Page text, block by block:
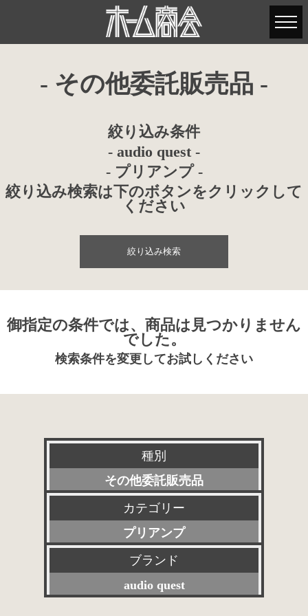
- その他委託販売品 -
絞り込み条件
- audio quest -
- プリアンプ -
絞り込み検索は下のボタンをクリックして
ください
絞り込み検索
御指定の条件では、商品は見つかりません
でした。
検索条件を変更してお試しください
種別
その他委託販売品
新品
特選アクセサリー
委託販売品
特価品
カテゴリー
プリアンプ
すべて
パワーアンプ
ブランド
audio quest